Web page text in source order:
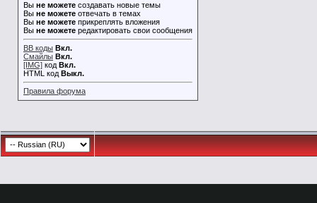
Вы не можете создавать новые темы
Вы не можете отвечать в темах
Вы не можете прикреплять вложения
Вы не можете редактировать свои сообщения
BB коды Вкл.
Смайлы Вкл.
[IMG] код Вкл.
HTML код Выкл.
Правила форума